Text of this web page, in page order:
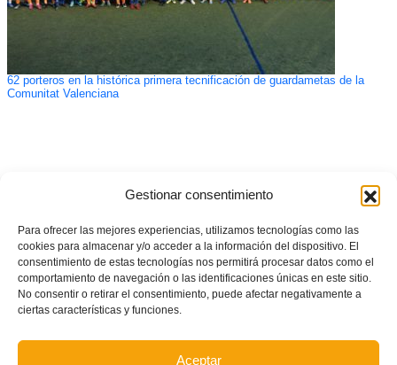
Gestionar consentimiento
Para ofrecer las mejores experiencias, utilizamos tecnologías como las
cookies para almacenar y/o acceder a la información del dispositivo. El
consentimiento de estas tecnologías nos permitirá procesar datos como el
comportamiento de navegación o las identificaciones únicas en este sitio.
No consentir o retirar el consentimiento, puede afectar negativamente a
ciertas características y funciones.
Aceptar
62 porteros en la histórica primera tecnificación de guardametas de la
Comunitat Valenciana